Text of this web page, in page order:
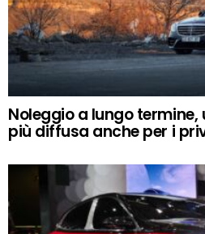
Noleggio a lungo termine,
più diffusa anche per i